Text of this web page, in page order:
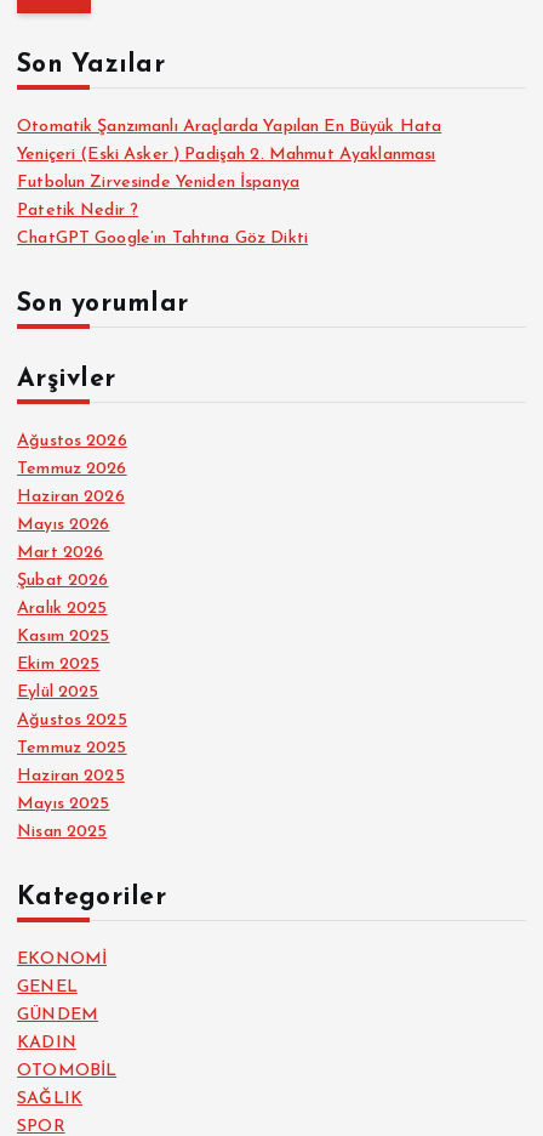
m
:Son Yazılar
Otomatik Şanzımanlı Araçlarda Yapılan En Büyük Hata
Yeniçeri (Eski Asker ) Padişah 2. Mahmut Ayaklanması
Futbolun Zirvesinde Yeniden İspanya
Patetik Nedir ?
ChatGPT Google’ın Tahtına Göz Dikti
Son yorumlar
Arşivler
Ağustos 2026
Temmuz 2026
Haziran 2026
Mayıs 2026
Mart 2026
Şubat 2026
Aralık 2025
Kasım 2025
Ekim 2025
Eylül 2025
Ağustos 2025
Temmuz 2025
Haziran 2025
Mayıs 2025
Nisan 2025
Kategoriler
EKONOMİ
GENEL
GÜNDEM
KADIN
OTOMOBİL
SAĞLIK
SPOR